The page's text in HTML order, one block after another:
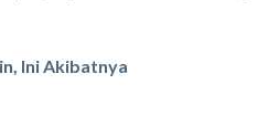
Ini Akibatnya